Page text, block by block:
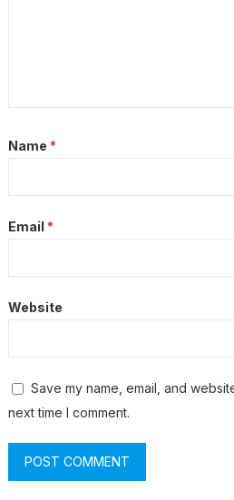
Name *
Email *
Website
Save my name, email, and
next time I comment.